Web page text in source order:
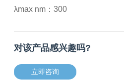
λmax nm：300
对该产品感兴趣吗?
立即咨询